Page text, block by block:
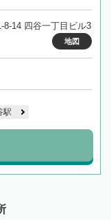
8-14 四谷一丁目ビル3
地図
駅